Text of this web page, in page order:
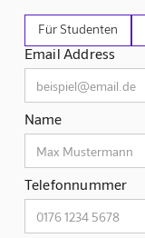
Für Studenten
Email Address
Name
Telefonnummer